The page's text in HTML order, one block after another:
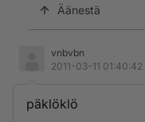
Äänestä
vnbvbn
2011-03-11 01:40:42
päklöklö